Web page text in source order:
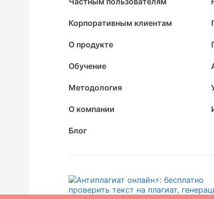
Корпоративным клиентам
О продукте
Обучение
Методология
О компании
Блог